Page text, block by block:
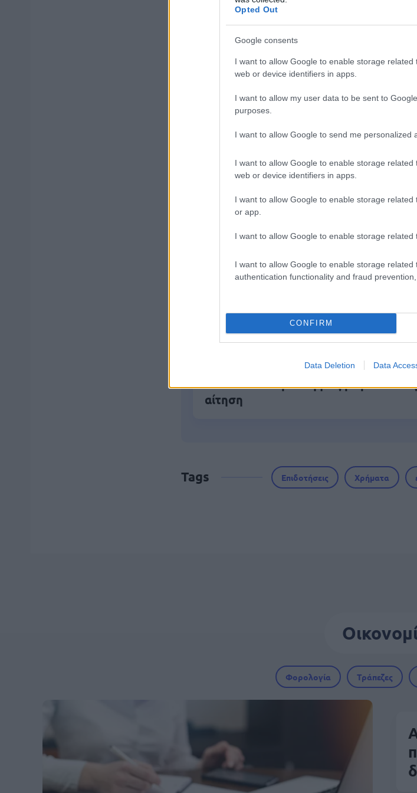
Opted Out
Google consents
I want to allow Google to enable storage
web or device identifiers in apps.
I want to allow my user data to be sent to
purposes.
I want to allow Google to send me personalized
I want to allow Google to enable storage related
web or device identifiers in apps.
I want to allow Google to enable storage
or app.
I want to allow Google to enable storage related
I want to allow Google to enable storage related
authentication functionality and fraud
CONFIRM
Data Deletion Data
Μάθε πρώτος όλες τις σημαντικές
Δημοφιλείς Ειδήσεις
ΑΣΕΠ: Αυτές είναι οι δύο επόμενες
ΑΣΕΠ: Νέος γραπτός διαγωνισμός -
Εξωτερικών
Αλλάζουν τα χαρτονομίσματα ευρώ –
ΔΥΠΑ: 1.000 προσλήψεις με μισθό
αίτηση
Tags Επιδοτήσεις Χρήματα
Φορολογία Τράπεζες